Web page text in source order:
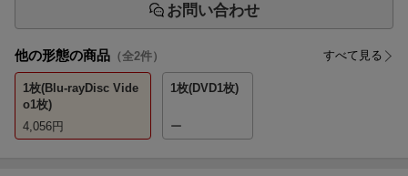
お問い合わせ
他の形態の商品 （全2件） すべて見る
1枚(Blu-rayDisc Vide
o1枚)
4,056円
1枚(DVD1枚)
ー